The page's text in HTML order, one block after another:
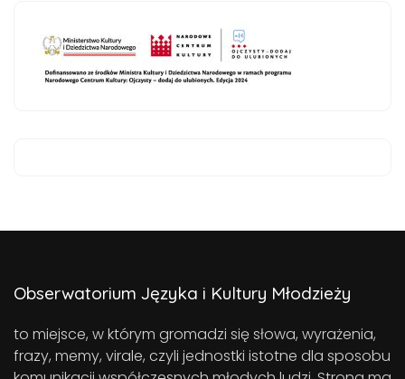
Obserwatorium Języka i Kultury Młodzieży
to miejsce, w którym gromadzi się słowa, wyrażenia,
frazy, memy, virale, czyli jednostki istotne dla sposobu